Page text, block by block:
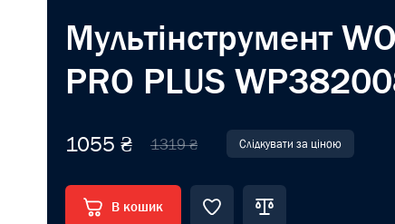
Мультінструмент
PRO PLUS
1055 ₴ 1319 ₴ Слідкувати за ціною
В кошик